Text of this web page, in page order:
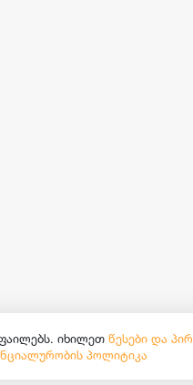
ფაილებს. იხილეთ წესები და
პოლიტიკა